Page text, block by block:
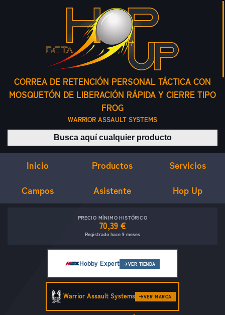
CORREA DE RETENCIÓN PERSONAL TÁCTICA CON
MOSQUETÓN DE LIBERACIÓN RÁPIDA Y CIERRE TIPO
FROG
WARRIOR ASSAULT SYSTEMS
Buscar productos
Inicio Productos Servicios
Campos Asistente Hop Up
PRECIO MÍNIMO HISTÓRICO
70,39 €
Registrado hace 9 meses
Hobby Expert VER TIENDA
Warrior Assault Systems VER MARCA